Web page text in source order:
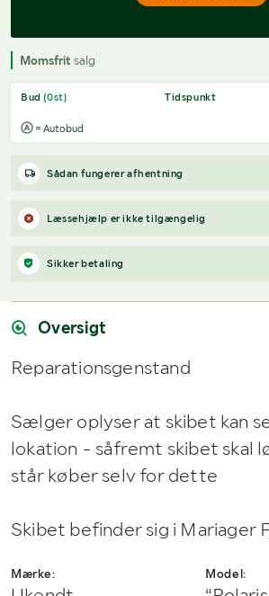
Momsfrit salg
Bud (0st) Tidspunkt
= Autobud
Sådan fungerer afhentning
Varen forbliver hos sælgeren, indtil køberen
varen. Når betalingen er modtaget, får
sælgers kontaktoplysninger og kan aftale
12 dage efter auktionens afslutning).
Har du spørgsmål om afhentning?Kontakt
send en e-mail til
Læssehjælp er ikke tilgængelig
Sikker betaling
Når du vinder et bud, modtager du en
mailadresse den dag, auktionen slutter.
Oversigt
Reparationsgenstand
Sælger oplyser at skibet kan
lokation - såfremt skibet skal
står køber selv for dette
Skibet befinder sig i Mariager
Mærke: Model: